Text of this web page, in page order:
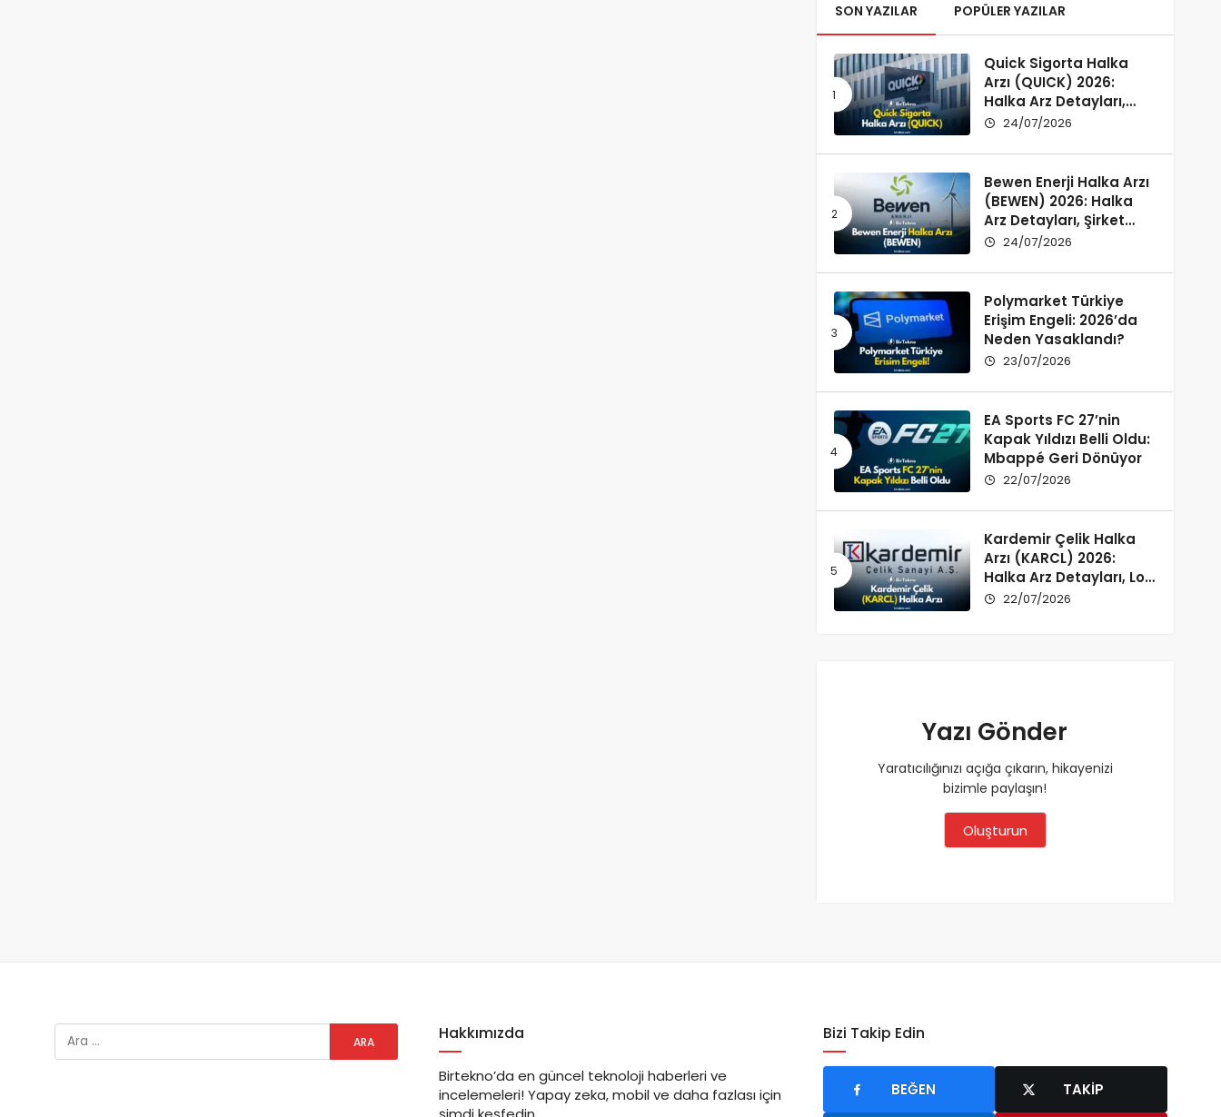
SON YAZILAR POPÜLER YAZILAR
Quick Sigorta Halka
Arzı (QUICK) 2026:
Halka Arz Detayları,
Şirket Profili ve
24/07/2026
Bewen Enerji Halka Arzı
(BEWEN) 2026: Halka
Arz Detayları, Şirket
Profili ve Fon Kullanımı
24/07/2026
Polymarket Türkiye
Erişim Engeli: 2026’da
Neden Yasaklandı?
23/07/2026
EA Sports FC 27’nin
Kapak Yıldızı Belli Oldu:
Mbappé Geri Dönüyor
22/07/2026
Kardemir Çelik Halka
Arzı (KARCL) 2026:
Halka Arz Detayları, Lot
Dağılımı ve Şirket Profili
22/07/2026
Yazı Gönder
Yaratıcılığınızı açığa çıkarın, hikayenizi
bizimle paylaşın!
Oluşturun
Hakkımızda
Birtekno’da en güncel teknoloji haberleri ve
incelemeleri! Yapay zeka, mobil ve daha fazlası için
Bizi Takip Edin
BEĞEN TAKIP